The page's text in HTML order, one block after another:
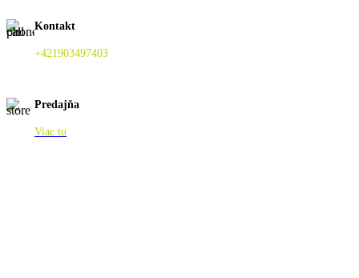
Kontakt
+421903497403
Predajňa
Viac tu